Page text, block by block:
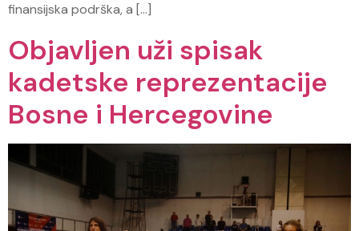
finansijska podrška, a […]
Objavljen uži spisak
kadetske reprezentacije
Bosne i Hercegovine